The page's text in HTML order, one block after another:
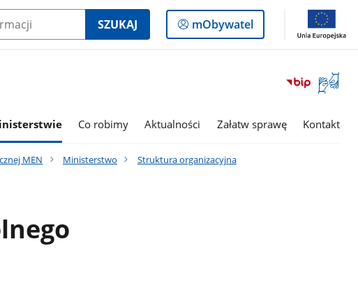
SZUKAJ
Logowanie
do
mObywatel
Otwórz
okno
Co robimy Aktualności Załatw sprawę Kontakt
MEN Ministerstwo
Struktura organizacyjna